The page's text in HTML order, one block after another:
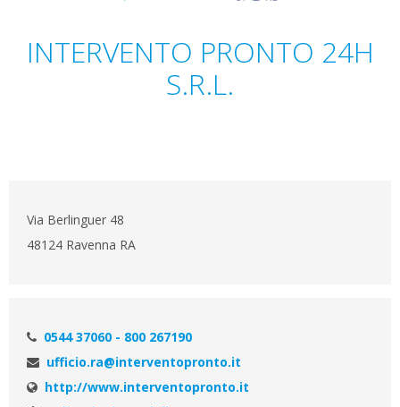
INTERVENTO PRONTO 24H
S.R.L.
Via Berlinguer 48
48124 Ravenna RA
0544 37060 - 800 267190
ufficio.ra@interventopronto.it
http://www.interventopronto.it